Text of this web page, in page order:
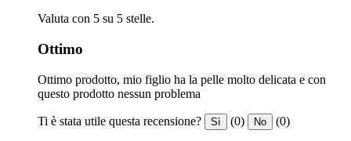
Valuta con 5 su 5 stelle.
Ottimo
Ottimo prodotto, mio figlio ha la pelle molto delicata e con
questo prodotto nessun problema
Ti è stata utile questa recensione? Sì (0) No (0)